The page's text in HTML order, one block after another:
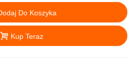
Do Koszyka
Kup Teraz